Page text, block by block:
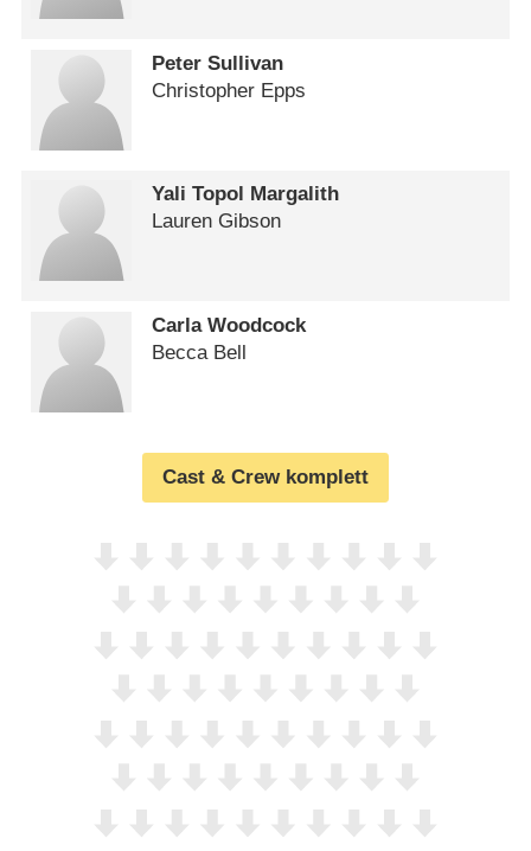
Peter Sullivan
Christopher Epps
Yali Topol Margalith
Lauren Gibson
Carla Woodcock
Becca Bell
Cast & Crew komplett